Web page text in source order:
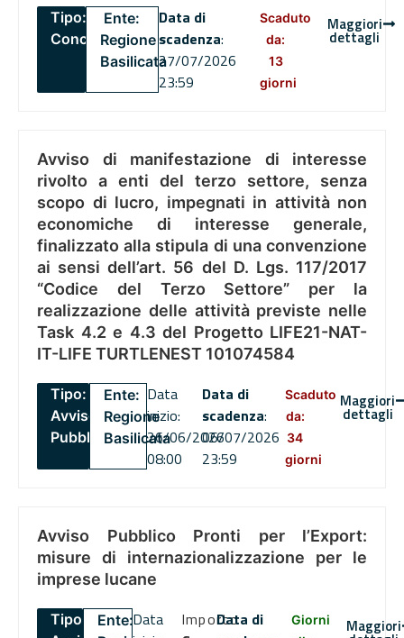
Tipo:
Concorsi
Ente:
Regione
Basilicata
Data di
scadenza:
27/07/2026
23:59
Scaduto
da:
13
giorni
Maggiori
dettagli
Avviso di manifestazione di interesse
rivolto a enti del terzo settore, senza
scopo di lucro, impegnati in attività non
economiche di interesse generale,
finalizzato alla stipula di una convenzione
ai sensi dell’art. 56 del D. Lgs. 117/2017
“Codice del Terzo Settore” per la
realizzazione delle attività previste nelle
Task 4.2 e 4.3 del Progetto LIFE21-NAT-
IT-LIFE TURTLENEST 101074584
Tipo:
Avviso
Pubblico
Ente:
Regione
Basilicata
Data
inizio:
26/06/2026
08:00
Data di
scadenza:
06/07/2026
23:59
Scaduto
da:
34
giorni
Maggiori
dettagli
Avviso Pubblico Pronti per l’Export:
misure di internazionalizzazione per le
imprese lucane
Tipo:
Ente:Data
ImportoData di
Giorni
Maggiori